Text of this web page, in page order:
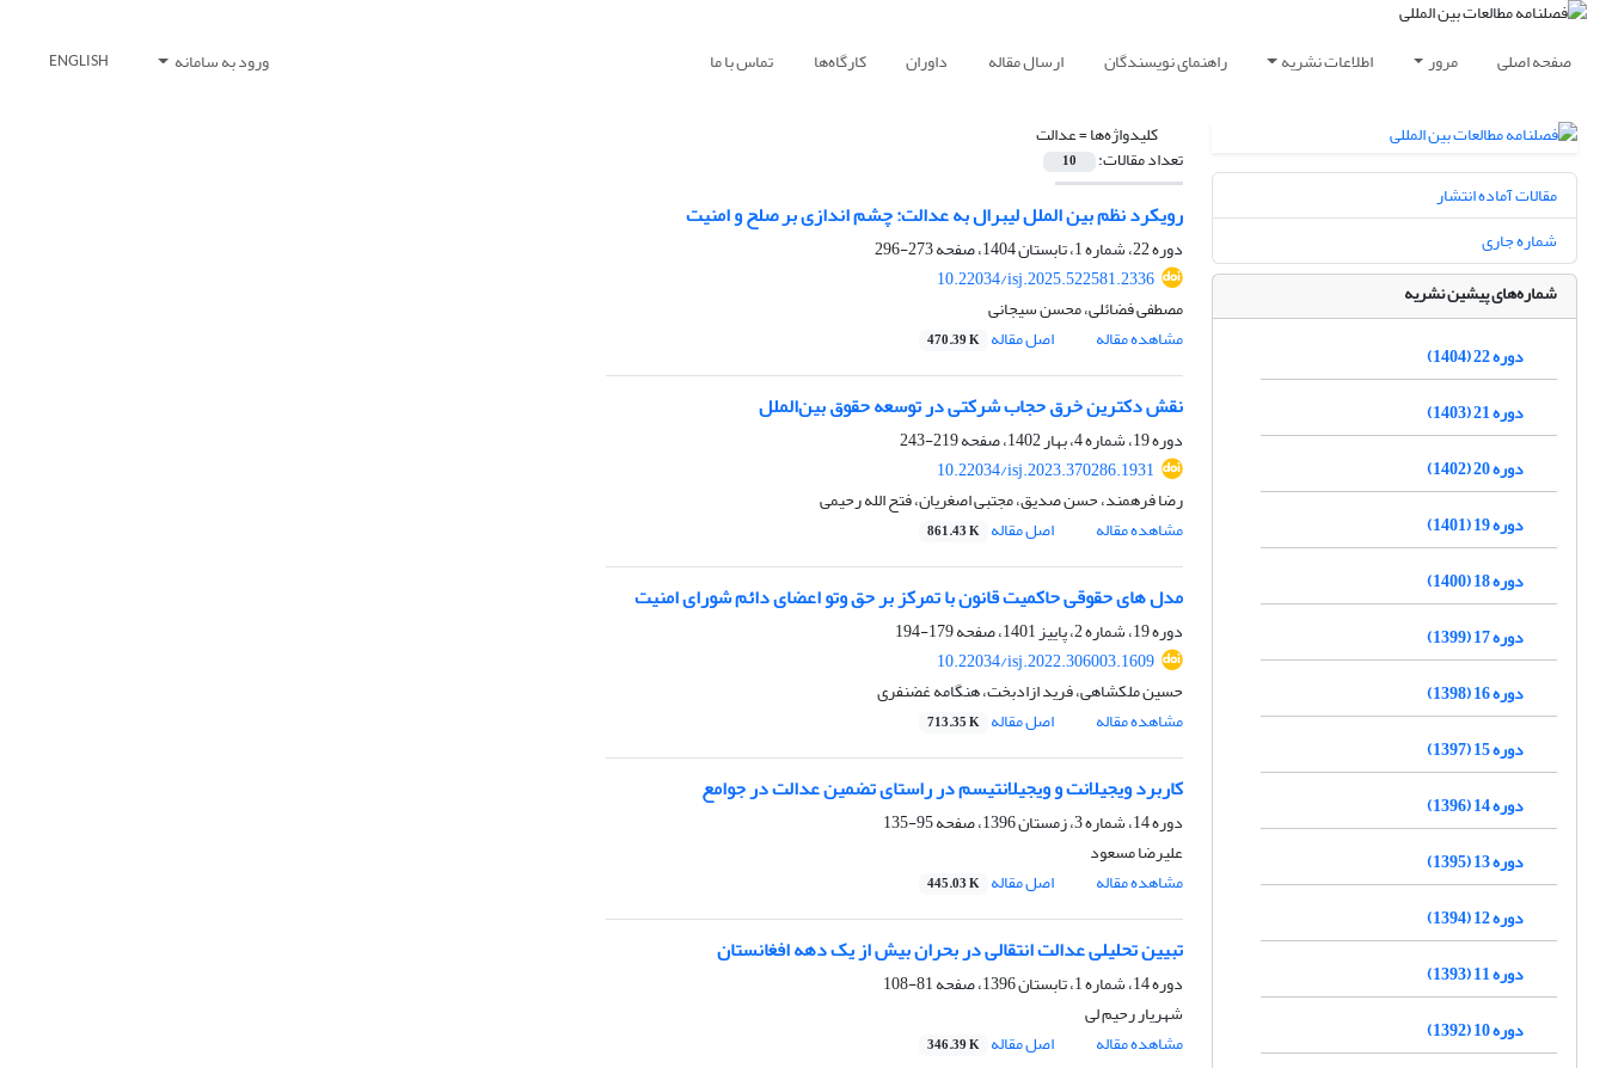
صفحه اصلی مرور اطلاعات نشریه راهنمای نویسندگان ارسال مقاله داوران کارگاه‌ها تماس با ما ورود به سامانه ENGLISH
کلیدواژه‌ها =عدالت
تعداد مقالات: 10
رویکرد نظم بین الملل لیبرال به عدالت: چشم اندازی بر صلح و امنیت
دوره 22، شماره 1، تابستان 1404، صفحه
273-296
10.22034/isj.2025.522581.2336
مصطفی فضائلی، محسن سیجانی
مشاهده مقاله
اصل مقاله 470.39 K
نقش دکترین خرق حجاب شرکتی در توسعه حقوق بین‌الملل
دوره 19، شماره 4، بهار 1402، صفحه
219-243
10.22034/isj.2023.370286.1931
رضا فرهمند، حسن صدیق، مجتبی اصغریان، فتح الله رحیمی
مشاهده مقاله
اصل مقاله 861.43 K
مدل های حقوقی حاکمیت قانون با تمرکز بر حق وتو اعضای دائم شورای امنیت
دوره 19، شماره 2، پاییز 1401، صفحه
179-194
10.22034/isj.2022.306003.1609
حسین ملکشاهی، فرید ازادبخت، هنگامه غضنفری
مشاهده مقاله
اصل مقاله 713.35 K
کاربرد ویجیلانت و ویجیلانتیسم در راستای تضمین عدالت در جوامع
دوره 14، شماره 3، زمستان 1396، صفحه
95-135
علیرضا مسعود
مشاهده مقاله
اصل مقاله 445.03 K
تبیین تحلیلی عدالت انتقالی در بحران بیش از یک دهه افغانستان
دوره 14، شماره 1، تابستان 1396، صفحه
81-108
شهریار رحیم لی
مشاهده مقاله
اصل مقاله 346.39 K
مقالات آماده انتشار
شماره جاری
شماره‌های پیشین نشریه
دوره 22 (1404)
دوره 21 (1403)
دوره 20 (1402)
دوره 19 (1401)
دوره 18 (1400)
دوره 17 (1399)
دوره 16 (1398)
دوره 15 (1397)
دوره 14 (1396)
دوره 13 (1395)
دوره 12 (1394)
دوره 11 (1393)
دوره 10 (1392)